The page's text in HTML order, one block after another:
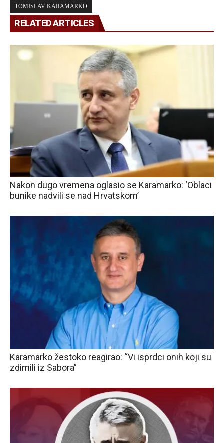
TOMISLAV KARAMARKO
RELATED ARTICLES
Nakon dugo vremena oglasio se Karamarko: ‘Oblaci
bunike nadvili se nad Hrvatskom’
Karamarko žestoko reagirao: “Vi isprdci onih koji su
zdimili iz Sabora”